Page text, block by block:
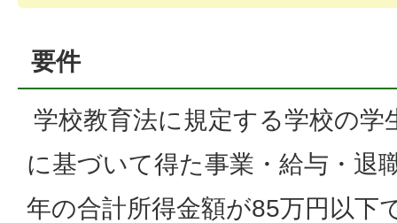
要件
学校教育法に規定する学校の学
に基づいて得た事業・給与・退
年の合計所得金額が85万円以下